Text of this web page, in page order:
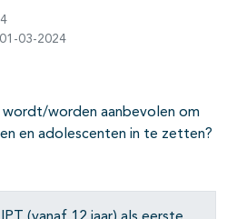
01-03-2024
worden aanbevolen om
en adolescenten in te zetten?